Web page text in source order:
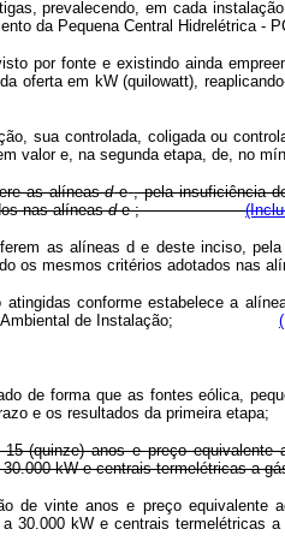
prevalecendo, em cada
por cento da Pequena Central
por fonte e existindo ainda
da oferta em kW (quilowatt),
sua controlada, coligada ou
em valor e, na segunda
as alíneasde , pela insuficiência
nas alíneasde ;
as alíneas d e deste inciso,
os mesmos critérios
conforme estabelece a
Licença Ambiental de Instalação;
de forma que as fontes eólica,
e os resultados da primeira etapa;
(quinze) anos e preço
kW e centrais termelétricas a
de vinte anos e preço
a 30.000 kW e centrais